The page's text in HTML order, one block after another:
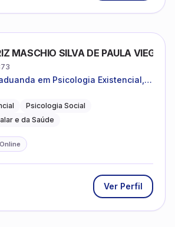
MASCHIO SILVA DE PAULA VIEGAS
em Psicologia Existencial,
Psicologia Social
e da Saúde
Online
Ver Perfil